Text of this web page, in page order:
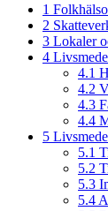
1
2
3 Lokaler
4
4.1
4.2
4.3
4.4
5
5.1
5.2
5.3
5.4